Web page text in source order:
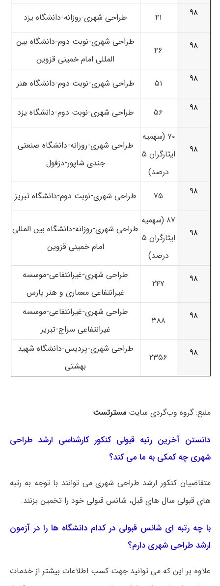
۹۸
۴۱ طراحی شهری-روزانه-دانشگاه یزد
۹۸ ۴۶
طراحی شهری-نوبت دوم-دانشگاه بین
المللی امام خمینی قزوین
۹۸
۵۱
طراحی شهری-نوبت دوم-دانشگاه هنر
۹۸
۵۶ طراحی شهری-نوبت دوم-دانشگاه یزد
۹۸
۷۰ (سهمیه
ایثارگران ۵
درصد)
طراحی شهری-روزانه-دانشگاه صنعتی
جندی شاپور-دزفول
۹۸ ۷۵ طراحی شهری-نوبت دوم-دانشگاه تبریز
۹۸
۸۷ (سهمیه
ایثارگران ۵
درصد)
طراحی شهری-روزانه-دانشگاه بین المللی
امام خمینی قزوین
۹۸ ۲۴۷
طراحی شهری-غیرانتفاعی-موسسه
غیرانتفاعی معماری و هنر پارس
۹۸
۳۸۸
طراحی شهری-غیرانتفاعی-موسسه
غیرانتفاعی سراج-تبریز
۹۸
۲۳۵۶
طراحی شهری-پردیس-دانشگاه شهید
بهشتی
منبع: گروه وب‌گردی سایتمسترتست
دانستن آخرین رتبه قبولی کنکور کارشناسی ارشد طراحی
شهری چه کمکی به ما می کند؟
متقاضیان کنکور ارشد طراحی شهری می توانند با توجه به رتبه
های قبولی سال های قبل، شانس قبولی خود را تخمین بزنند.
با چه رتبه ای شانس قبولی در کدام دانشگاه ها را در آزمون
ارشد طراحی شهری دارم؟
علاوه بر این که می توانید جهت کسب اطلاعات بیشتر از خدمات